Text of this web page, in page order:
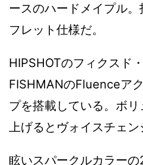
ースのハードメイプル
フレット仕様だ。
HIPSHOTのフィクスド
FISHMANのFluenceア
プを搭載している。ボ
上げるとヴォイスチェン
眩いスパークルカラー